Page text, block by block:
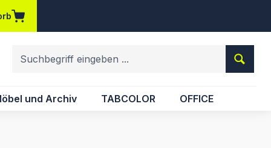
Merkzettel
und Archiv TABCOLOR OFFICE